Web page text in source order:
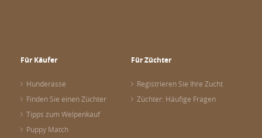
Für Käufer
Hunderasse
Finden Sie einen Züchter
Tipps zum Welpenkauf
Puppy Match
Für Züchter
Registrieren Sie Ihre Zucht
Züchter: Häufige Fragen